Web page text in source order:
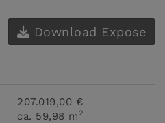
Download Expose
207.019,00 €
ca. 59,98 m 2